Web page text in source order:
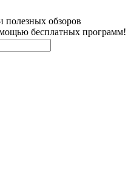
обзоров
бесплатных программ!